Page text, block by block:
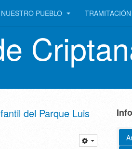
NUESTRO PUEBLO TRAMITACIÓN
del Parque Luis